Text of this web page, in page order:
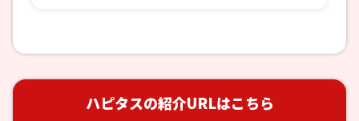
ハピタスの紹介URLはこちら